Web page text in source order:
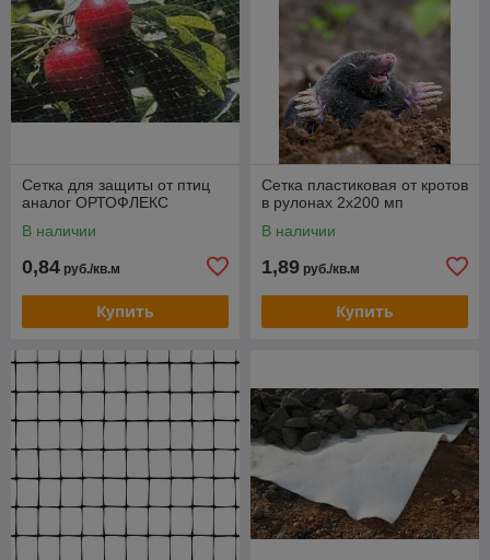
Сетка для защиты от птиц
аналог ОРТОФЛЕКС
В наличии
0,84 руб./кв.м
Купить
Сетка пластиковая от кротов
в рулонах 2х200 мп
В наличии
1,89 руб./кв.м
Купить